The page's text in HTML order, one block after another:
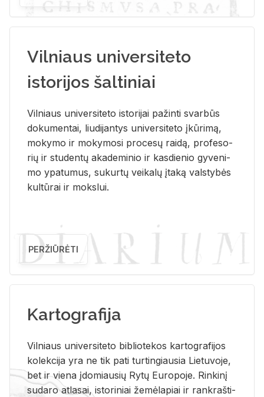
Vilniaus universiteto
istorijos šaltiniai
Vil­niaus uni­ver­si­te­to is­to­ri­jai pa­žin­ti svar­būs
do­ku­men­tai, liu­di­jan­tys uni­ver­si­te­to įkū­ri­mą,
mo­ky­mo ir mo­ky­mo­si pro­ce­sų rai­dą, pro­fe­so­
rių ir stu­den­tų aka­de­mi­nio ir kas­die­nio gy­ve­ni­
mo ypa­tu­mus, su­kur­tų vei­ka­lų įta­ką vals­ty­bės
kul­tū­rai ir moks­lui.
PERŽIŪRĖTI
Kartografija
Vil­niaus uni­ver­si­te­to bi­b­lio­te­kos kar­to­gra­fi­jos
ko­lek­ci­ja yra ne tik pati tur­tin­giau­sia Lie­tu­vo­je,
bet ir vie­na įdo­miau­sių Rytų Eu­ro­po­je. Rin­ki­nį
su­da­ro at­la­sai, is­to­ri­niai že­mė­la­piai ir rank­raš­ti­